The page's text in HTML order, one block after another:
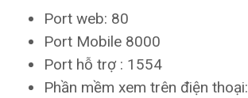
Port web: 80
Port Mobile 8000
Port hỗ trợ : 1554
Phần mềm xem trên điện thoại: